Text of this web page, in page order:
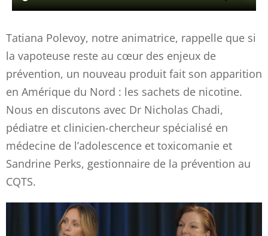
Tatiana Polevoy, notre animatrice, rappelle que si
la vapoteuse reste au cœur des enjeux de
prévention, un nouveau produit fait son apparition
en Amérique du Nord : les sachets de nicotine.
Nous en discutons avec Dr Nicholas Chadi,
pédiatre et clinicien-chercheur spécialisé en
médecine de l’adolescence et toxicomanie et
Sandrine Perks, gestionnaire de la prévention au
CQTS.